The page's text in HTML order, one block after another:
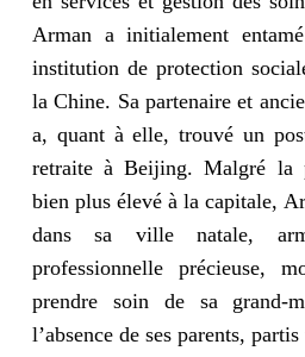
Arman a initialement
institution de protection
la Chine. Sa partenaire et
a, quant à elle, trouvé un
retraite à Beijing. Malgré la
bien plus élevé à la capitale,
dans sa ville natale,
professionnelle précieuse,
prendre soin de sa grand-
l’absence de ses parents,